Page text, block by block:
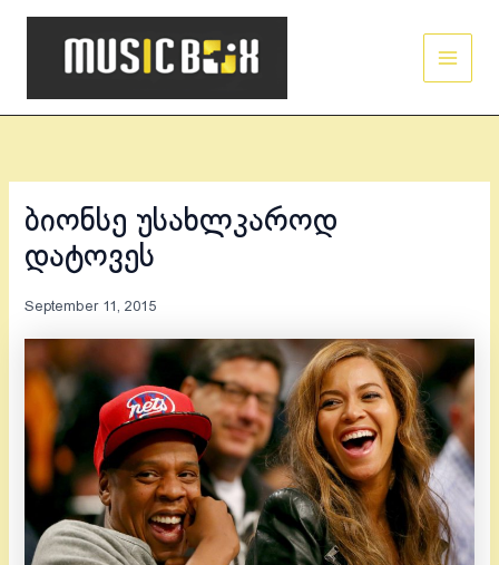
Skip
ბიონსე უსახლკაროდ
დატოვეს
September 11, 2015